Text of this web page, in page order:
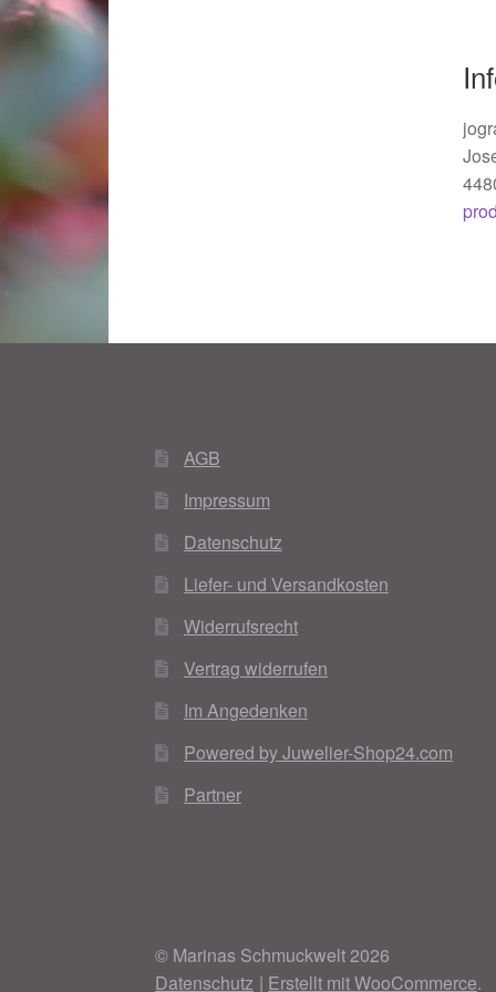
AGB
Impressum
Datenschutz
Liefer- und Versandkosten
Widerrufsrecht
Vertrag widerrufen
Im Angedenken
Powered by Juwelier-Shop24.com
Partner
© Marinas Schmuckwelt 2026
Datenschutz
Erstellt mit WooCommerce.